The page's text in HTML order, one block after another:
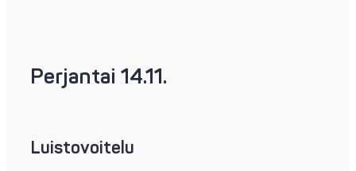
Perjantai 14.11.
Luistovoitelu